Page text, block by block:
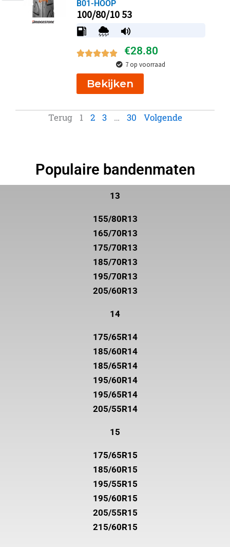
B01-HOOP
100/80/10 53
€28.80
7 op voorraad
Bekijken
Terug 1 2 3 … 30 Volgende
Populaire bandenmaten
13
155/80R13
165/70R13
175/70R13
185/70R13
195/70R13
205/60R13
14
175/65R14
185/60R14
185/65R14
195/60R14
195/65R14
205/55R14
15
175/65R15
185/60R15
195/55R15
195/60R15
205/55R15
215/60R15